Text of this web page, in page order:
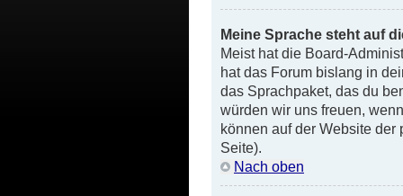
Meine Sprache steht auf
Meist hat die Board-
hat das Forum bislang in
das Sprachpaket, das du
würden wir uns freuen,
können auf der Website
Seite).
Nach oben